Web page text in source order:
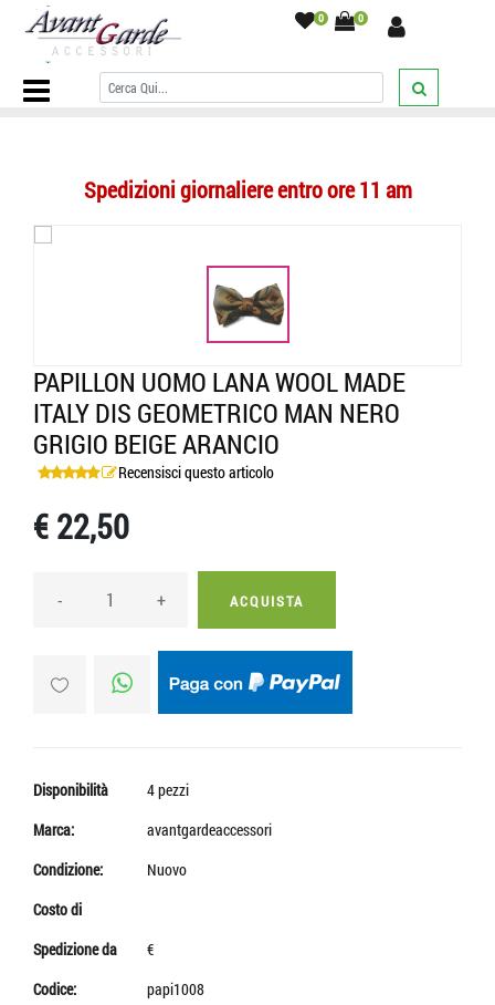
0 0
Home Page/PAPILLON/Fantasia con disegni/Papillon uomo lana
wool made italy dis geometrico man nero grigio beige arancio
/
Spedizioni giornaliere entro ore 11 am
PAPILLON UOMO LANA WOOL MADE
ITALY DIS GEOMETRICO MAN NERO
GRIGIO BEIGE ARANCIO
Recensisci questo articolo
€ 22,50
- + ACQUISTA
Disponibilità
4 pezzi
Marca:
avantgardeaccessori
Condizione:
Nuovo
Costo di
Spedizione da
€
Codice:
papi1008